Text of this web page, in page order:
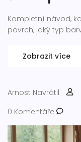
Kompletní návod,
povrch, jaký typ
Zobrazit více
Arnost Navrátil
0 Komentáře